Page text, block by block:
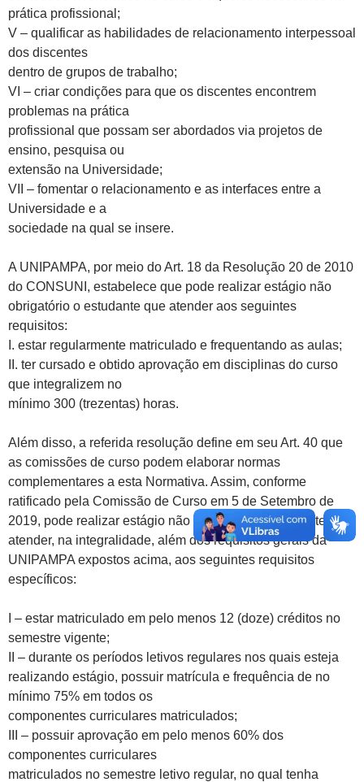
prática profissional;
V – qualificar as habilidades de relacionamento interpessoal
dos discentes
dentro de grupos de trabalho;
VI – criar condições para que os discentes encontrem
problemas na prática
profissional que possam ser abordados via projetos de
ensino, pesquisa ou
extensão na Universidade;
VII – fomentar o relacionamento e as interfaces entre a
Universidade e a
sociedade na qual se insere.
A UNIPAMPA, por meio do Art. 18 da Resolução 20 de 2010
do CONSUNI, estabelece que pode realizar estágio não
obrigatório o estudante que atender aos seguintes
requisitos:
I. estar regularmente matriculado e frequentando as aulas;
II. ter cursado e obtido aprovação em disciplinas do curso
que integralizem no
mínimo 300 (trezentas) horas.
Além disso, a referida resolução define em seu Art. 40 que
as comissões de curso podem elaborar normas
complementares a esta Normativa. Assim, conforme
ratificado pela Comissão de Curso em 5 de Setembro de
2019, pode realizar estágio não obrigatório o estudante que
atender, na integralidade, além dos requisitos gerais da
UNIPAMPA expostos acima, aos seguintes requisitos
específicos:
I – estar matriculado em pelo menos 12 (doze) créditos no
semestre vigente;
II – durante os períodos letivos regulares nos quais esteja
realizando estágio, possuir matrícula e frequência de no
mínimo 75% em todos os
componentes curriculares matriculados;
III – possuir aprovação em pelo menos 60% dos
componentes curriculares
matriculados no semestre letivo regular, no qual tenha